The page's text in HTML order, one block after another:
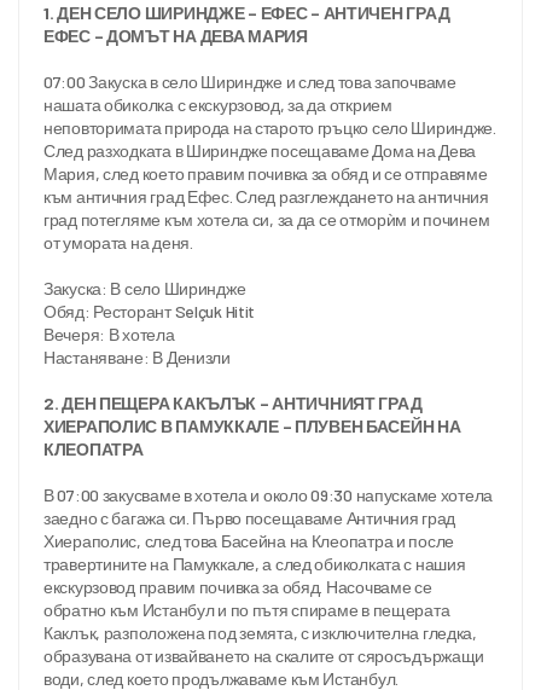
1. ДЕН СЕЛО ШИРИНДЖЕ – ЕФЕС – АНТИЧЕН ГРАД
ЕФЕС – ДОМЪТ НА ДЕВА МАРИЯ
07:00 Закуска в село Шириндже и след това започваме
нашата обиколка с екскурзовод, за да открием
неповторимата природа на старото гръцко село Шириндже.
След разходката в Шириндже посещаваме Дома на Дева
Мария, след което правим почивка за обяд и се отправяме
към античния град Ефес. След разглеждането на античния
град потегляме към хотела си, за да се отморѝм и починем
от умората на деня.
Закуска: В село Шириндже
Обяд: Ресторант Selçuk Hitit
Вечеря: В хотела
Настаняване: В Денизли
2. ДЕН ПЕЩЕРА КАКЪЛЪК – АНТИЧНИЯТ ГРАД
ХИЕРАПОЛИС В ПАМУККАЛЕ – ПЛУВЕН БАСЕЙН НА
КЛЕОПАТРА
В 07:00 закусваме в хотела и около 09:30 напускаме хотела
заедно с багажа си. Първо посещаваме Античния град
Хиераполис, след това Басейна на Клеопатра и после
травертините на Памуккале, а след обиколката с нашия
екскурзовод правим почивка за обяд. Насочваме се
обратно към Истанбул и по пътя спираме в пещерата
Каклък, разположена под земята, с изключителна гледка,
образувана от извайването на скалите от сяросъдържащи
води, след което продължаваме към Истанбул.